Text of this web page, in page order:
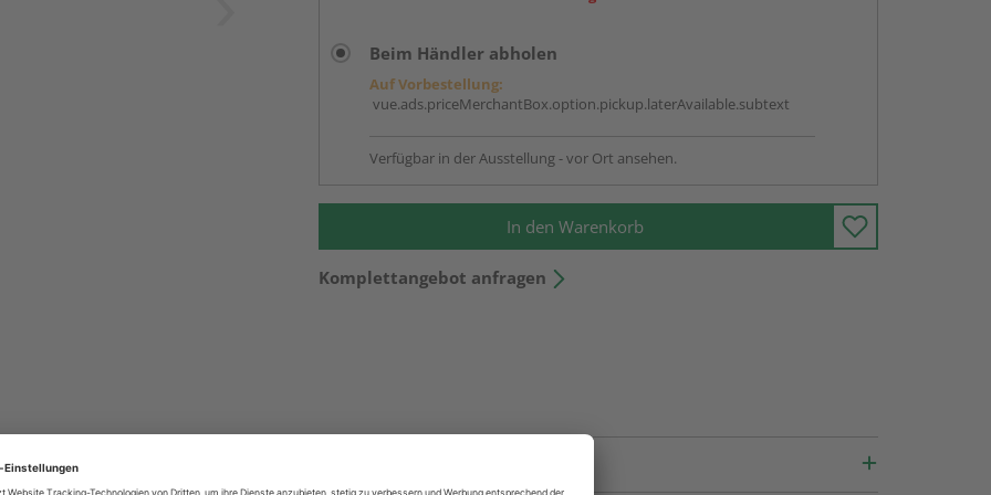
Beim Händler abholen
Auf Vorbestellung:
vue.ads.priceMerchantBox.option.pickup.laterAvailable.subtext
Verfügbar in der Ausstellung - vor Ort ansehen.
In den Warenkorb
Komplettangebot anfragen